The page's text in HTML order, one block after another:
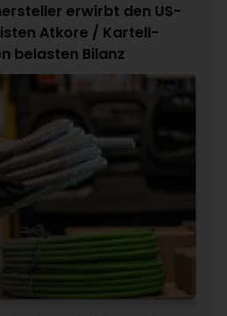
erwirbt den US-
Atkore / Kartell-
belasten Bilanz